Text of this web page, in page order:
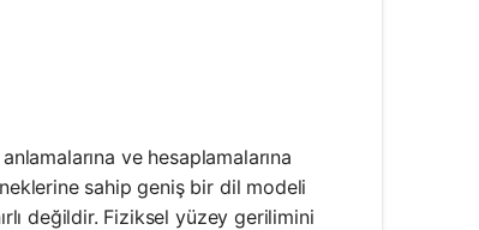
ve hesaplamalarına
sahip geniş bir dil modeli
değildir. Fiziksel yüzey gerilimini